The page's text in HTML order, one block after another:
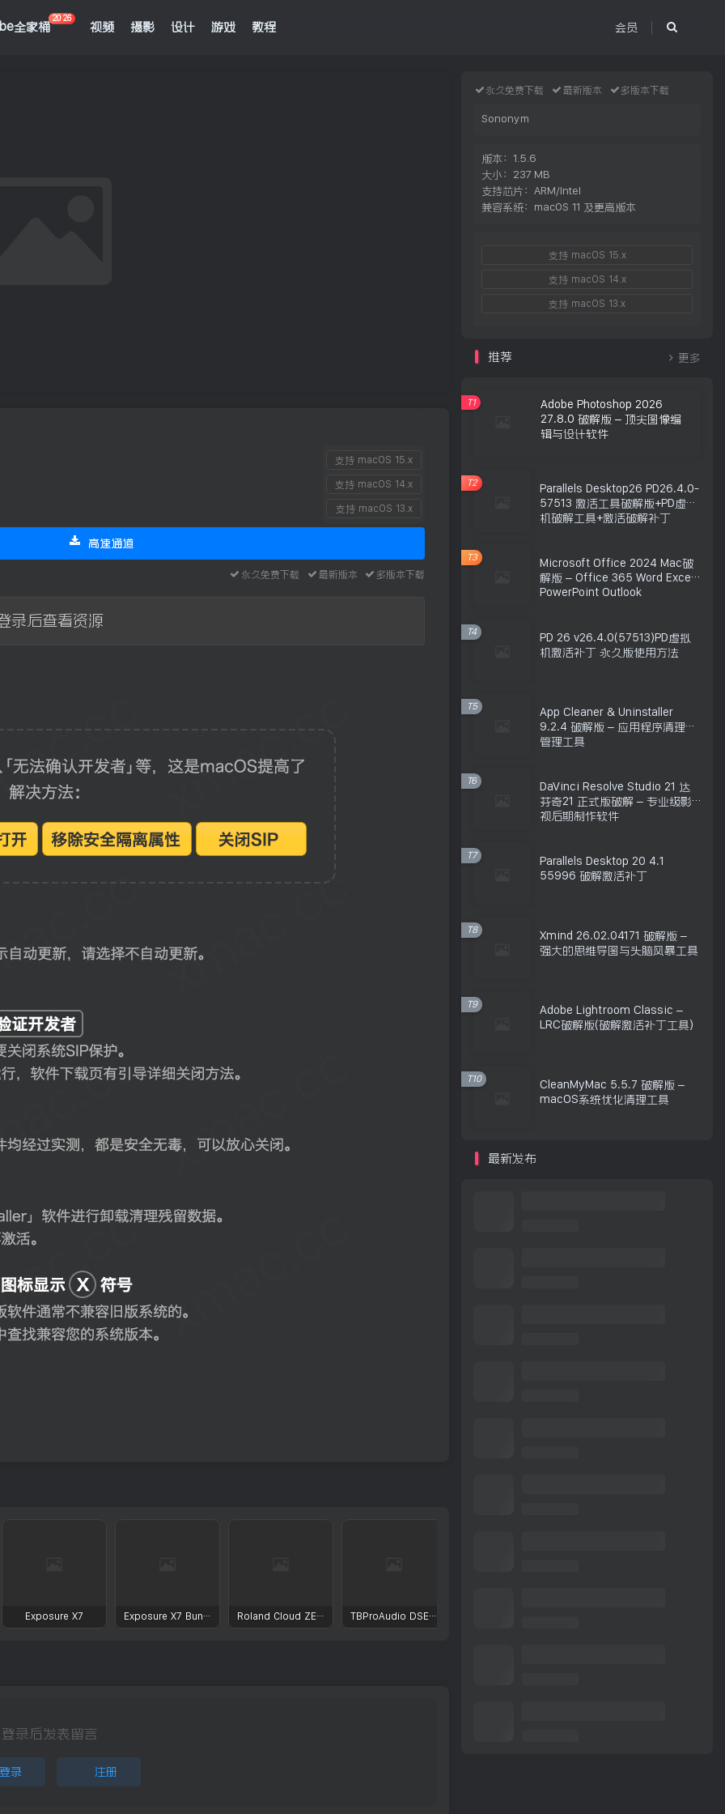
全家桶
2026
视频 摄影 设计 游戏 教程 会员
高速通道
永久免费下载 最新版本 多版本下载
支持 macOS 15.x
支持 macOS 14.x
支持 macOS 13.x
录后查看资源
Exposure X7 Exposure X7 Bundle Roland Cloud ZENOLOGY Pro Collection TBProAudio DSEQ3
登录后发表留言
登录 注册
永久免费下载 最新版本 多版本下载
Sononym
版本：1.5.6
大小：237 MB
支持芯片：ARM/Intel
兼容系统：macOS 11 及更高版本
支持 macOS 15.x
支持 macOS 14.x
支持 macOS 13.x
推荐 更多
Adobe Photoshop 2026
27.8.0 破解版 – 顶尖图像编
辑与设计软件
T1
Parallels Desktop26 PD26.4.0-
57513 激活工具破解版+PD虚拟
机破解工具+激活破解补丁
T2
Microsoft Office 2024 Mac破
解版 – Office 365 Word Excel
PowerPoint Outlook
T3
PD 26 v26.4.0(57513)PD虚拟
机激活补丁 永久版使用方法
T4
App Cleaner & Uninstaller
9.2.4 破解版 – 应用程序清理和
管理工具
T5
DaVinci Resolve Studio 21 达
芬奇21 正式版破解 – 专业级影
视后期制作软件
T6
Parallels Desktop 20 4.1
55996 破解激活补丁
T7
Xmind 26.02.04171 破解版 –
强大的思维导图与头脑风暴工具
T8
Adobe Lightroom Classic –
LRC破解版(破解激活补丁工具)
T9
CleanMyMac 5.5.7 破解版 –
macOS系统优化清理工具
T10
最新发布